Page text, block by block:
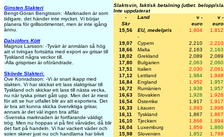
Ginsten Slakteri
Bengt-Göran Bengtsson: -Marknaden är som
tidigare, det händer inte mycket. Vi börjar
planera för grillsortimentet, men är inte igång
ännu.
Dalsjöfors Kött
Magnus Larsson: -Tyvärr är anmälan så hög
att vi tvingas fortsätta med export av grisar till
Tyskland några veckor till.
-Alla grispriser är oförändrade.
Skövde Slakteri:
Ove Konradsson: -Vi är snart ikapp med
slakten. Vi har skickat ett lass slaktgrisar till
Tyskland och skickar ett lass till nästa vecka,
nu när tyska priset gått upp. Men det är mest
för att se hur utfallet blir av att exportera. Det
är bra att kunna skicka överviktiga grisar,
annars är det väl ingen bra affär.
-Svenska marknaden är fortfarande väldigt
trög. Men nu hoppas vi på fint vårväder, då blir
det fart på handeln. Vi har vackert väder och
solen skiner just nu och handlarna har blivit
Slaktsvin, faktisk betalning (utbet. belopp/
Inte uppdaterat
-
Land v -
v -
Skr
euro
euro
15,56
EU, medelpris 1,804
1,812
-
19,07
Cypern 2,210
2,210
18,66
Malta 2,163
2,163
18,02
Grekland 2,089
2,089
17,80
Bulgarien 2,063
2,060
17,51
Italien 2,030
2,061
17,12
Lettland 1,984
1,948
16,84
England 1,952
1,957
16,72
Rumänien 1,938
1,957
16,63
Slovakien 1,928
1,926
16,54
Österrike 1,917
1,917
16,33
Litauen 1,893
1,896
16,11
Tyskland 1,867
1,867
16,10
Tjeckien 1,866
1,894
16,04
Luxemburg 1,859
1,860
15,98
Slovenien 1,852
1,789